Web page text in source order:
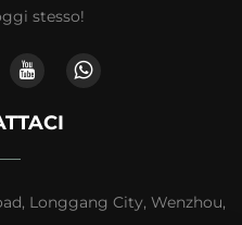
stesso!
Longgang City, Wenzhou,